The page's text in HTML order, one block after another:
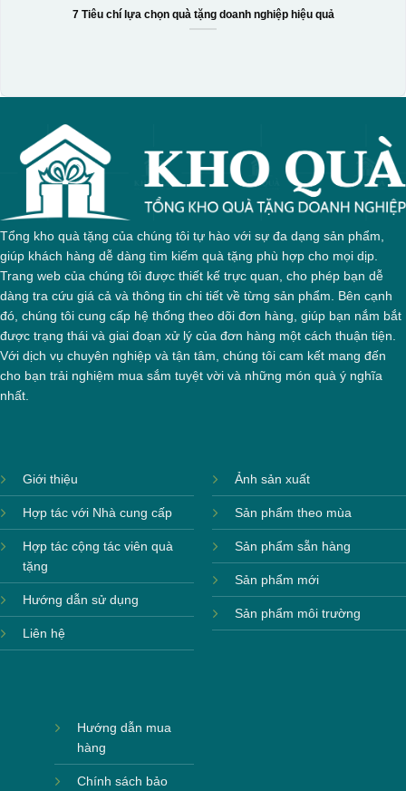
7 Tiêu chí lựa chọn quà tặng doanh nghiệp hiệu quả
Tổng kho quà tặng của chúng tôi tự hào với sự đa dạng sản phẩm,
giúp khách hàng dễ dàng tìm kiếm quà tặng phù hợp cho mọi dịp.
Trang web của chúng tôi được thiết kế trực quan, cho phép bạn dễ
dàng tra cứu giá cả và thông tin chi tiết về từng sản phẩm. Bên cạnh
đó, chúng tôi cung cấp hệ thống theo dõi đơn hàng, giúp bạn nắm bắt
được trạng thái và giai đoạn xử lý của đơn hàng một cách thuận tiện.
Với dịch vụ chuyên nghiệp và tận tâm, chúng tôi cam kết mang đến
cho bạn trải nghiệm mua sắm tuyệt vời và những món quà ý nghĩa
nhất.
Giới thiệu
Hợp tác với Nhà cung cấp
Hợp tác cộng tác viên quà
tặng
Hướng dẫn sử dụng
Liên hệ
Ảnh sản xuất
Sản phẩm theo mùa
Sản phẩm sẵn hàng
Sản phẩm mới
Sản phẩm môi trường
Hướng dẫn mua
hàng
Chính sách bảo